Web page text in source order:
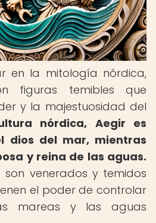
en la mitología nórdica,
figuras temibles que
y la majestuosidad del
nórdica, Aegir es
dios del mar, mientras
y reina de las aguas.
son venerados y temidos
el poder de controlar
mareas y las aguas